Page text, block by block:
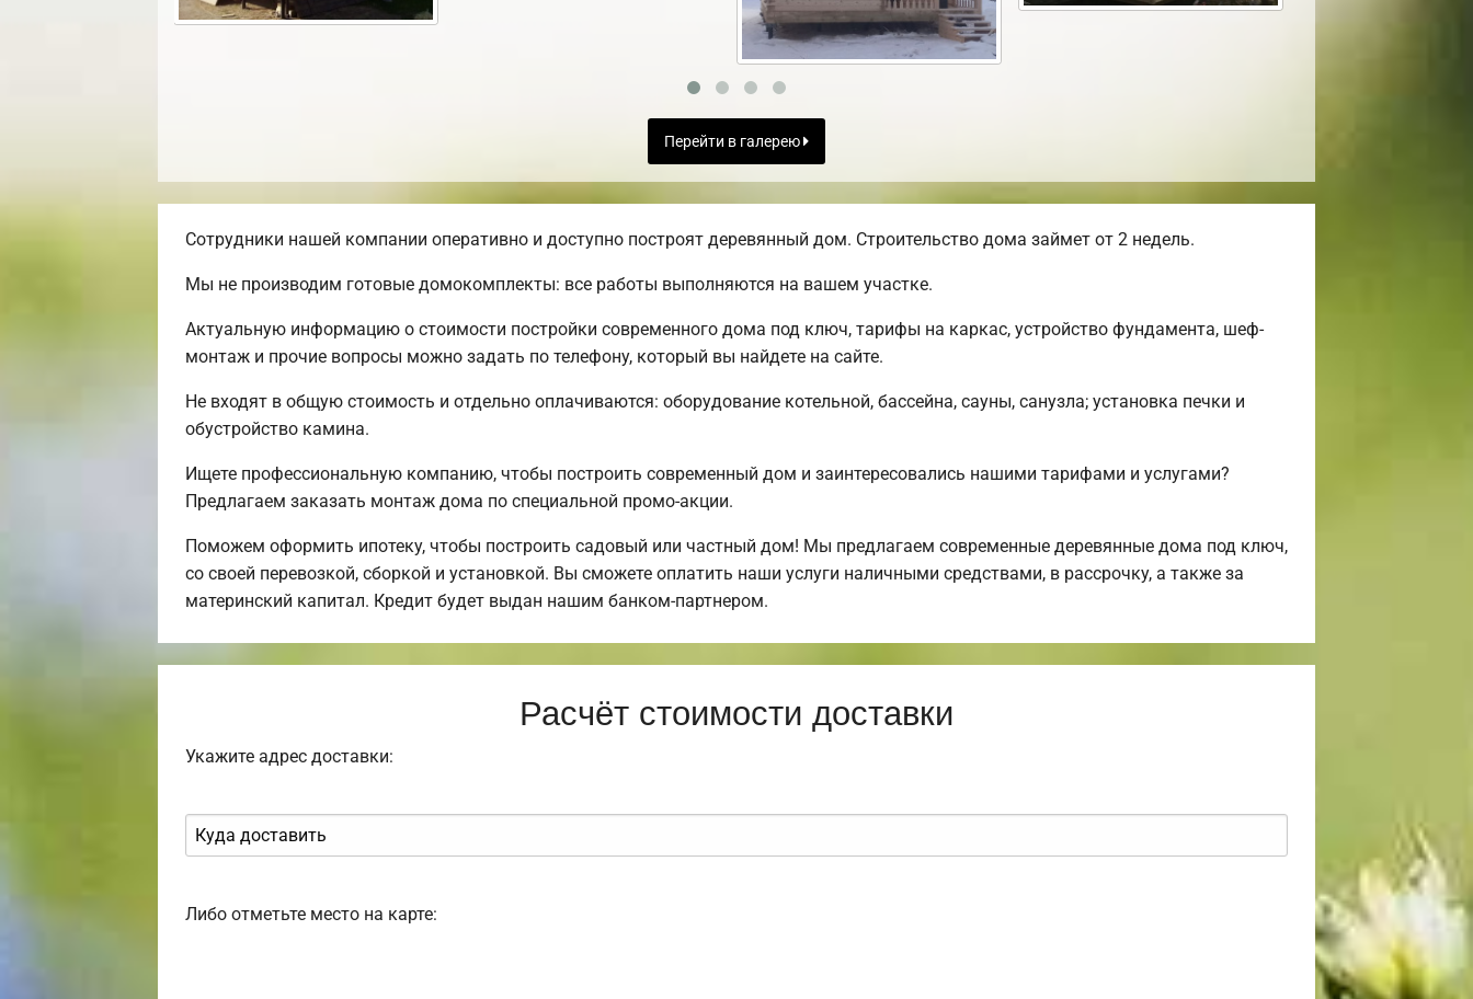
Перейти в галерею
Сотрудники нашей компании оперативно и доступно построят деревянный дом. Строительство дома займет от 2 недель.
Мы не производим готовые домокомплекты: все работы выполняются на вашем участке.
Актуальную информацию о стоимости постройки современного дома под ключ, тарифы на каркас, устройство фундамента, шеф-
монтаж и прочие вопросы можно задать по телефону, который вы найдете на сайте.
Не входят в общую стоимость и отдельно оплачиваются: оборудование котельной, бассейна, сауны, санузла; установка печки и
обустройство камина.
Ищете профессиональную компанию, чтобы построить современный дом и заинтересовались нашими тарифами и услугами?
Предлагаем заказать монтаж дома по специальной промо-акции.
Поможем оформить ипотеку, чтобы построить садовый или частный дом! Мы предлагаем современные деревянные дома под ключ,
со своей перевозкой, сборкой и установкой. Вы сможете оплатить наши услуги наличными средствами, в рассрочку, а также за
материнский капитал. Кредит будет выдан нашим банком-партнером.
Расчёт стоимости доставки
Укажите адрес доставки:
Либо отметьте место на карте: